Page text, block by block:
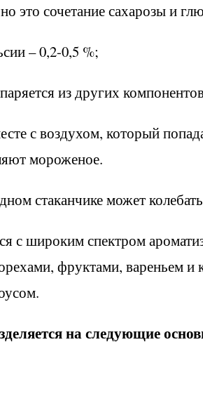
это сочетание сахарозы и
– 0,2-0,5 %;
из других
с воздухом, который
мороженое.
стаканчике может
с широким спектром
фруктами, вареньем и
на следующие